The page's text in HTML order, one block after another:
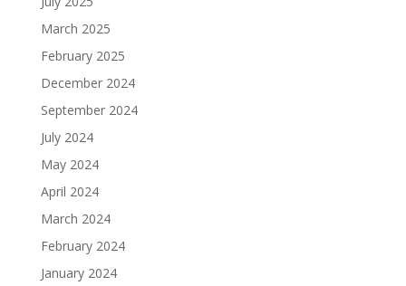
March 2025
February 2025
December 2024
September 2024
July 2024
May 2024
April 2024
March 2024
February 2024
January 2024